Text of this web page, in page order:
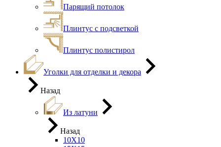
Парящий потолок
Плинтус с подсветкой
Плинтус полистирол
Уголки для отделки и декора
Назад
Из латуни
Назад
10Х10